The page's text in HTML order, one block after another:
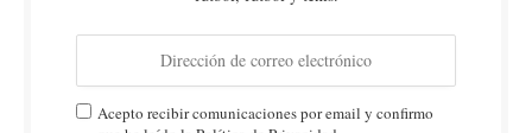
Acepto recibir comunicaciones por email y confirmo